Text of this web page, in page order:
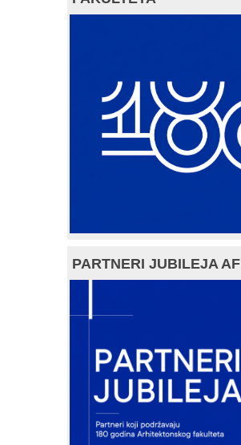
PARTNERI JUBILEJA AF